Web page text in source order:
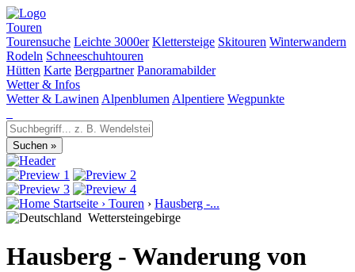
Touren
Tourensuche Leichte 3000er Klettersteige Skitouren Winterwandern
Rodeln Schneeschuhtouren
Hütten Karte Bergpartner Panoramabilder
Wetter & Infos
Wetter & Lawinen Alpenblumen Alpentiere Wegpunkte
Startseite › Touren › Hausberg -...
Wettersteingebirge
Hausberg - Wanderung von